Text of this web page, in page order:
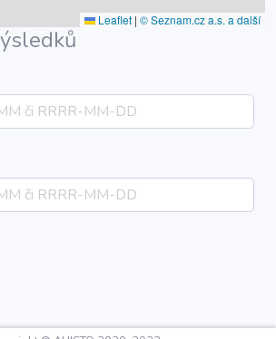
Leaflet | © Seznam.cz a.s. a další